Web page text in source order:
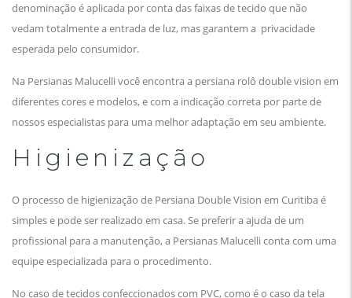
denominação é aplicada por conta das faixas de tecido que não
vedam totalmente a entrada de luz, mas garantem a privacidade
esperada pelo consumidor.
Na Persianas Malucelli você encontra a persiana rolô double vision em
diferentes cores e modelos, e com a indicação correta por parte de
nossos especialistas para uma melhor adaptação em seu ambiente.
Higienização
O processo de higienização de Persiana Double Vision em Curitiba é
simples e pode ser realizado em casa. Se preferir a ajuda de um
profissional para a manutenção, a Persianas Malucelli conta com uma
equipe especializada para o procedimento.
No caso de tecidos confeccionados com PVC, como é o caso da tela